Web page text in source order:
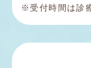
※受付時間は診